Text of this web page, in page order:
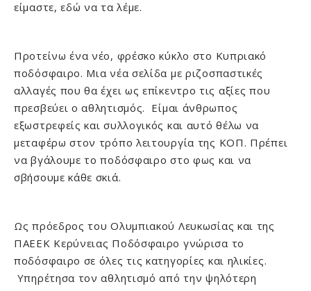
είμαστε, εδώ να τα λέμε.
Προτείνω ένα νέο, φρέσκο κύκλο στο Κυπριακό
ποδόσφαιρο. Μια νέα σελίδα με ριζοσπαστικές
αλλαγές που θα έχει ως επίκεντρο τις αξίες που
πρεσβεύει ο αθλητισμός. Είμαι άνθρωπος
εξωστρεφείς και συλλογικός και αυτό θέλω να
μεταφέρω στον τρόπο λειτουργία της ΚΟΠ. Πρέπει
να βγάλουμε το ποδόσφαιρο στο φως και να
σβήσουμε κάθε σκιά.
Ως πρόεδρος του Ολυμπιακού Λευκωσίας και της
ΠΑΕΕΚ Κερύνειας Ποδόσφαιρο γνώρισα το
ποδόσφαιρο σε όλες τις κατηγορίες και ηλικίες.
Υπηρέτησα τον αθλητισμό από την ψηλότερη